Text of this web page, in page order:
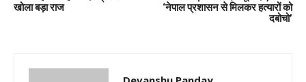
खोला बड़ा राज
‘नेपाल प्रशासन से मिलकर हत्यारों को
दबोचो’